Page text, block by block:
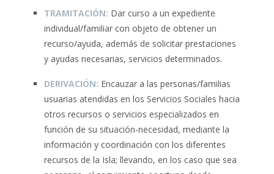
TRAMITACIÓN: Dar curso a un expediente
individual/familiar con objeto de obtener un
recurso/ayuda, además de solicitar prestaciones
y ayudas necesarias, servicios determinados.
DERIVACIÓN: Encauzar a las personas/familias
usuarias atendidas en los Servicios Sociales hacia
otros recursos o servicios especializados en
función de su situación-necesidad, mediante la
información y coordinación con los diferentes
recursos de la Isla; llevando, en los caso que sea